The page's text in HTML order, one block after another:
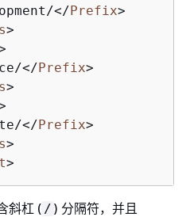
</Prefix>
>
</Prefix>
>
</Prefix>
>
>
斜杠 ( / ) 分隔符，并且